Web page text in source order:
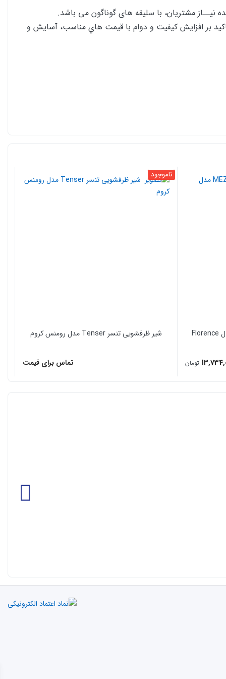
نیــاز مشتریان، با سلیقه های گوناگون می باشد.
بر افزايش كيفيت و دوام با قيمت هاي مناسب، آسايش و
تومان
ناموجود
شیر ظرفشویی تنسر Tenser مدل رومنس کروم
تماس برای قیمت